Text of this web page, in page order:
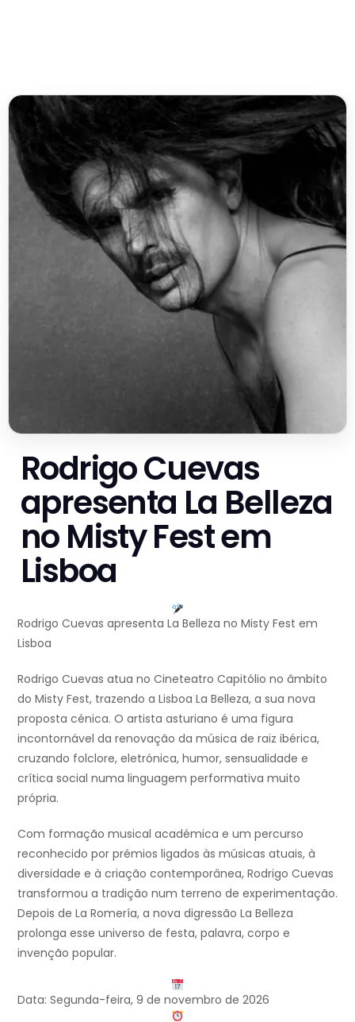
Rodrigo Cuevas
apresenta La Belleza
no Misty Fest em
Lisboa
Rodrigo Cuevas apresenta La Belleza no Misty Fest em
Lisboa
Rodrigo Cuevas atua no Cineteatro Capitólio no âmbito
do Misty Fest, trazendo a Lisboa La Belleza, a sua nova
proposta cénica. O artista asturiano é uma figura
incontornável da renovação da música de raiz ibérica,
cruzando folclore, eletrónica, humor, sensualidade e
crítica social numa linguagem performativa muito
própria.
Com formação musical académica e um percurso
reconhecido por prémios ligados às músicas atuais, à
diversidade e à criação contemporânea, Rodrigo Cuevas
transformou a tradição num terreno de experimentação.
Depois de La Romería, a nova digressão La Belleza
prolonga esse universo de festa, palavra, corpo e
invenção popular.
Data: Segunda-feira, 9 de novembro de 2026